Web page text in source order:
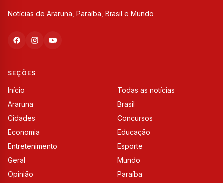
Notícias de Araruna, Paraíba, Brasil e Mundo
SEÇÕES
Início
Todas as notícias
Araruna
Brasil
Cidades
Concursos
Economia
Educação
Entretenimento
Esporte
Geral
Mundo
Opinião
Paraíba